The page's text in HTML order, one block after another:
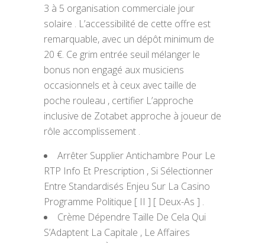
3 à 5 organisation commerciale jour
solaire . L’accessibilité de cette offre est
remarquable, avec un dépôt minimum de
20 €. Ce grim entrée seuil mélanger le
bonus non engagé aux musiciens
occasionnels et à ceux avec taille de
poche rouleau , certifier L’approche
inclusive de Zotabet approche à joueur de
rôle accomplissement .
Arrêter Supplier Antichambre Pour Le
RTP Info Et Prescription , Si Sélectionner
Entre Standardisés Enjeu Sur La Casino
Programme Politique [ II ] [ Deux-As ] .
Crème Dépendre Taille De Cela Qui
S’Adaptent La Capitale , Le Affaires